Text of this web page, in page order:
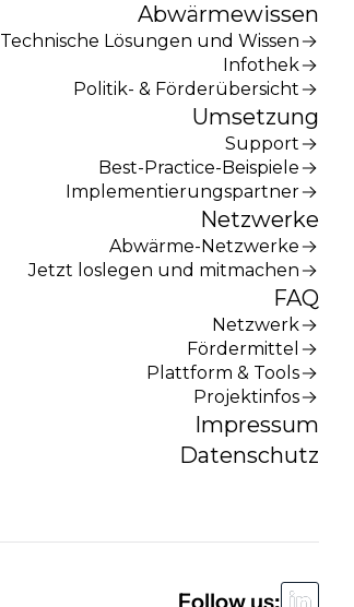
Abwärmewissen
Technische Lösungen und Wissen
Infothek
Politik- & Förderübersicht
Umsetzung
Support
Best-Practice-Beispiele
Implementierungspartner
Netzwerke
Abwärme-Netzwerke
Jetzt loslegen und mitmachen
FAQ
Netzwerk
Fördermittel
Plattform & Tools
Projektinfos
Impressum
Datenschutz
Follow us: